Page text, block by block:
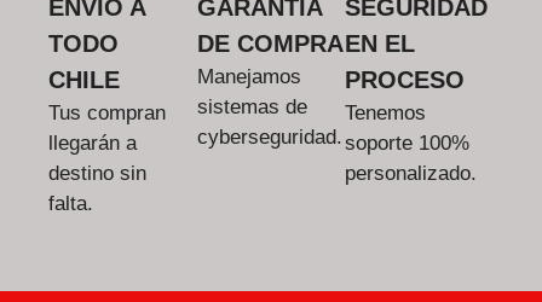
ENVÍO A
TODO
CHILE
Tus compran
llegarán a
destino sin
falta.
GARANTÍA
DE COMPRA
Manejamos
sistemas de
cyberseguridad.
SEGURIDAD
EN EL
PROCESO
Tenemos
soporte 100%
personalizado.